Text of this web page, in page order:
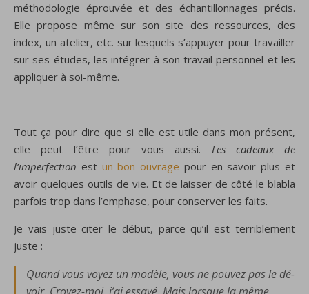
méthodologie éprouvée et des échantillonnages précis.
Elle propose même sur son site des ressources, des
index, un atelier, etc. sur lesquels s’appuyer pour travailler
sur ses études, les intégrer à son travail personnel et les
appliquer à soi-même.
Tout ça pour dire que si elle est utile dans mon présent,
elle peut l’être pour vous aussi. Les cadeaux de
l’imperfection est un bon ouvrage pour en savoir plus et
avoir quelques outils de vie. Et de laisser de côté le blabla
parfois trop dans l’emphase, pour conserver les faits.
Je vais juste citer le début, parce qu’il est terriblement
juste :
Quand vous voyez un modèle, vous ne pouvez pas le dé-